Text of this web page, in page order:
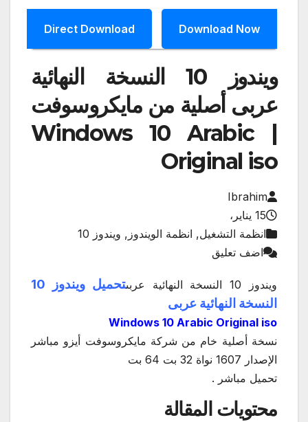
Download Now
Direct Download
ويندوز 10 النسخة النهائية
عربى أصلية من مايكروسوفت
| Windows 10 Arabic
Original iso
Ibrahim
15 يناير،
انظمة التشغيل, انظمة الويندوز, ويندوز 10
اضف تعليق
ويندوز 10 النسخة النهائية عربى
تحميل ويندوز 10
النسخة النهائية عربى
Windows 10 Arabic Original iso
نسخة أصلية خام من شركة مايكروسوفت أيزو مباشر
الإصدار 1607 نواة 32 بت 64 بت
تحميل مباشر .
محتويات المقالة